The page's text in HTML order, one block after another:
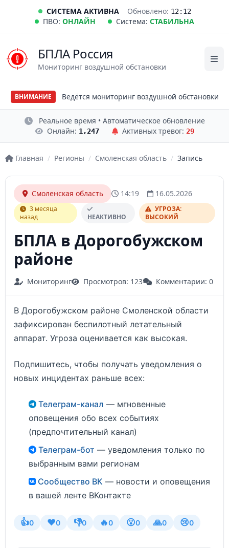
СИСТЕМА АКТИВНА Обновлено: 12:12
ПВО: ОНЛАЙН Система: СТАБИЛЬНА
БПЛА Россия
Мониторинг воздушной обстановки
ВНИМАНИЕ Ведётся мониторинг воздушной обстановки
Реальное время • Автоматическое обновление
Онлайн: 1,247 Активных тревог: 29
Главная / Регионы / Смоленская область / Запись
Смоленская область 14:19 16.05.2026
3 месяца
назад
НЕАКТИВНО
УГРОЗА:
ВЫСОКИЙ
БПЛА в Дорогобужском
районе
Мониторинг Просмотров: 123 Комментарии: 0
В Дорогобужском районе Смоленской области
зафиксирован беспилотный летательный
аппарат. Угроза оценивается как высокая.
Подпишитесь, чтобы получать уведомления о
новых инцидентах раньше всех:
Телеграм-канал — мгновенные
оповещения обо всех событиях
(предпочтительный канал)
Телеграм-бот — уведомления только по
выбранным вами регионам
Сообщество ВК — новости и оповещения
в вашей ленте ВКонтакте
👍0 ❤️0 👎0 🔥0 😮0 🙏0 😢0